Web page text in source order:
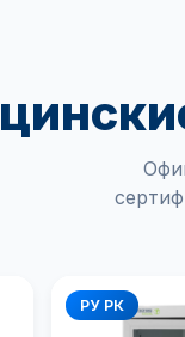
РУ РК